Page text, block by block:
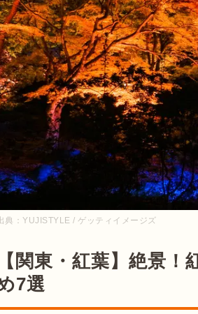
典：YUJISTYLE / ゲッティイメージズ
【関東・紅葉】絶景
7選